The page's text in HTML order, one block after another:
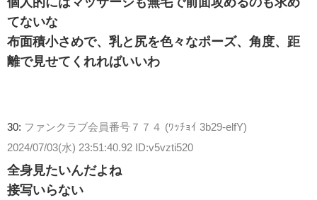
てないな
布面積小さめで、乳と尻を色々なポーズ、角度、距
離で見せてくれればいいわ
30: ファンクラブ会員番号７７４ (ﾜｯﾁｮｲ 3b29-elfY)
2024/07/03(水) 23:51:40.92 ID:v5vzti520
全身見たいんだよね
接写いらない